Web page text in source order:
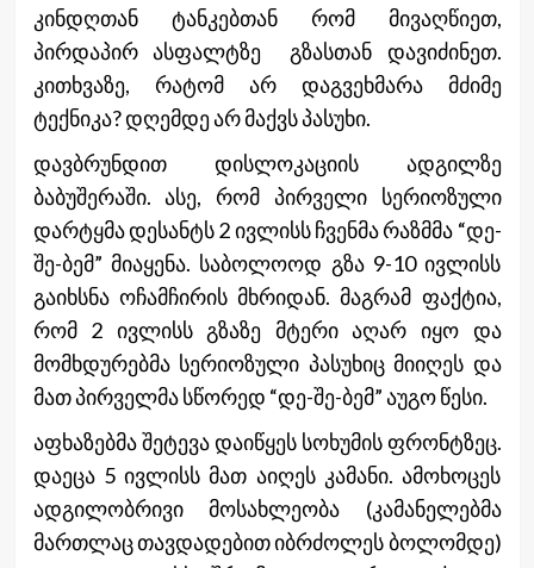
კინდღთან ტანკებთან რომ მივაღწიეთ,
პირდაპირ ასფალტზე გზასთან დავიძინეთ.
კითხვაზე, რატომ არ დაგვეხმარა მძიმე
ტექნიკა? დღემდე არ მაქვს პასუხი.
დავბრუნდით დისლოკაციის ადგილზე
ბაბუშერაში. ასე, რომ პირველი სერიოზული
დარტყმა დესანტს 2 ივლისს ჩვენმა რაზმმა “დე-
შე-ბემ” მიაყენა. საბოლოოდ გზა 9-10 ივლისს
გაიხსნა ოჩამჩირის მხრიდან. მაგრამ ფაქტია,
რომ 2 ივლისს გზაზე მტერი აღარ იყო და
მომხდურებმა სერიოზული პასუხიც მიიღეს და
მათ პირველმა სწორედ “დე-შე-ბემ” აუგო წესი.
აფხაზებმა შეტევა დაიწყეს სოხუმის ფრონტზეც.
დაეცა 5 ივლისს მათ აიღეს კამანი. ამოხოცეს
ადგილობრივი მოსახლეობა (კამანელებმა
მართლაც თავდადებით იბრძოლეს ბოლომდე)